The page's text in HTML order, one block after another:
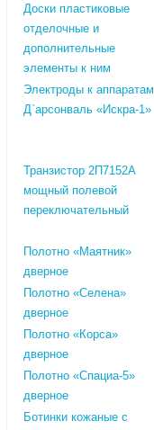
Доски пластиковые
отделочные и
дополнительные
элементы к ним
Электроды к аппаратам
Д`арсонваль «Искра-1»
Транзистор 2П7152А
мощный полевой
переключательный
Полотно «Маятник»
дверное
Полотно «Селена»
дверное
Полотно «Корса»
дверное
Полотно «Спациа-5»
дверное
Ботинки кожаные с